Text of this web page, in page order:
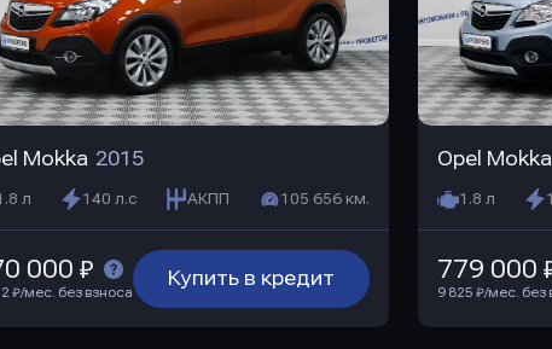
Mokka 2015
л 140 л.с АКПП 105 656 км.
Купить в кредит
000 ₽
₽/мес. без взноса
Opel Mokka
1.8 л
779 000
9 825 ₽/мес. без